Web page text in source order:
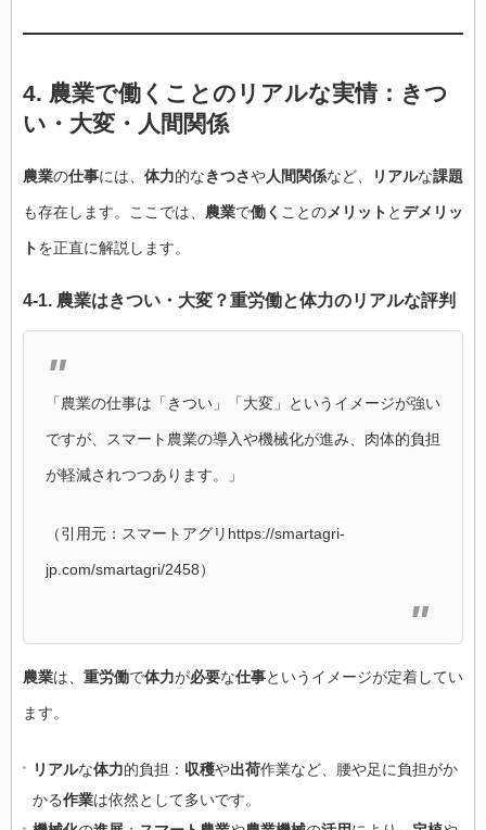
4. 農業で働くことの リアルな実情： きつ
い ・ 大変 ・ 人間関係
農業の仕事には、 体力的なきつさや人間関係など、 リアルな課題
も存在します。ここでは、 農業で働く ことのメリット とデメリッ
トを正直に解説します。
4-1. 農業はきつい ・ 大変 ？重労働と体力のリアルな評判
「農業の仕事は「きつい」「大変」というイメージが強い
ですが、スマート農業の導入や機械化が進み、肉体的負担
が軽減されつつあります。」
（引用元：スマートアグリhttps://smartagri-
jp.com/smartagri/2458）
農業は、 重労働で体力が必要な仕事というイメージが定着してい
ます。
リアルな体力的負担： 収穫や出荷作業など、腰や足に負担がか
かる作業は依然として多いです。